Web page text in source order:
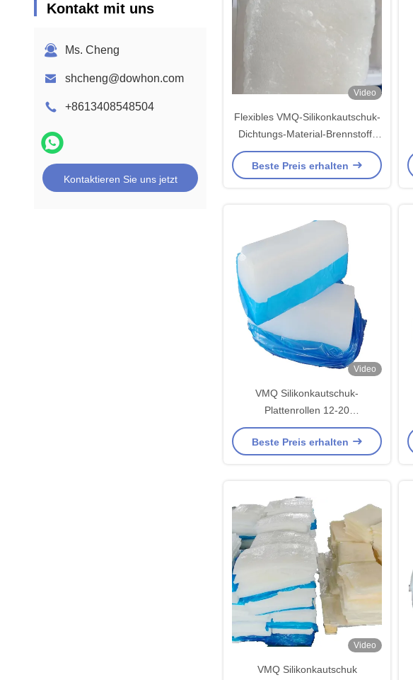
Kontakt mit uns
Ms. Cheng
shcheng@dowhon.com
+8613408548504
Kontaktieren Sie uns jetzt
Video
Flexibles VMQ-Silikonkautschuk-
Dichtungs-Material-Brennstoff-
beständiges verwendet auf den
chemischen Gebieten
Beste Preis erhalten
Video
VMQ Silikonkautschuk-
Plattenrollen 12-20
Druckverformungsrest Weiß
Beste Preis erhalten
Video
VMQ Silikonkautschuk